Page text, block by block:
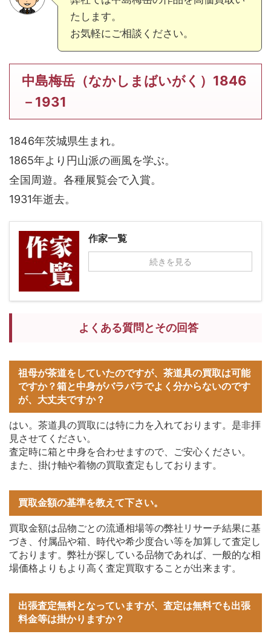
たします。
お気軽にご相談ください。
中島梅岳（なかしまばいがく）1846
－1931
1846年茨城県生まれ。
1865年より円山派の画風を学ぶ。
全国周遊。各種展覧会で入賞。
1931年逝去。
作家一覧
続きを見る
よくある質問とその回答
祖母が茶道をしていたのですが、茶道具の買取は可能
ですか？箱と中身がバラバラでよく分からないのです
が、大丈夫ですか？
はい。茶道具の買取には特に力を入れております。是非拝
見させてください。
査定時に箱と中身を合わせますので、ご安心ください。
また、掛け軸や着物の買取査定もしております。
買取金額の基準を教えて下さい。
買取金額は品物ごとの流通相場等の弊社リサーチ結果に基
づき、付属品や箱、時代や希少度合い等を加算して査定し
ております。弊社が探している品物であれば、一般的な相
場価格よりもより高く査定買取することが出来ます。
出張査定無料となっていますが、査定は無料でも出張
料金等は掛かりますか？